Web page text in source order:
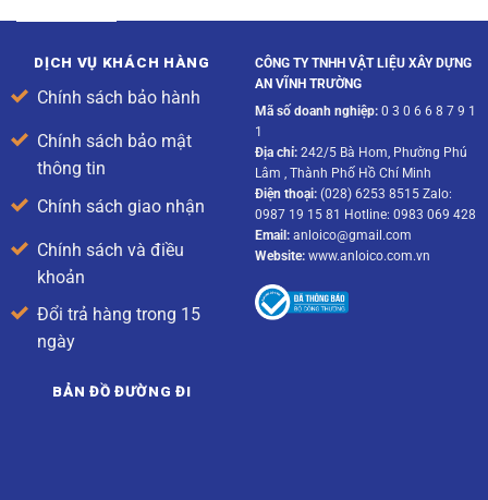
DỊCH VỤ KHÁCH HÀNG
Chính sách bảo hành
Chính sách bảo mật
thông tin
Chính sách giao nhận
Chính sách và điều
khoản
Đổi trả hàng trong 15
ngày
CÔNG TY TNHH VẬT LIỆU XÂY DỰNG
AN VĨNH TRƯỜNG
Mã số doanh nghiệp:0 3 0 6 6 8 7 9 1
1
Địa chỉ:242/5 Bà Hom, Phường Phú
Lâm , Thành Phố Hồ Chí Minh
Điện thoại:(028) 6253 8515 Zalo:
0987 19 15 81 Hotline: 0983 069 428
Email:anloico@gmail.com
Website:www.anloico.com.vn
BẢN ĐỒ ĐƯỜNG ĐI